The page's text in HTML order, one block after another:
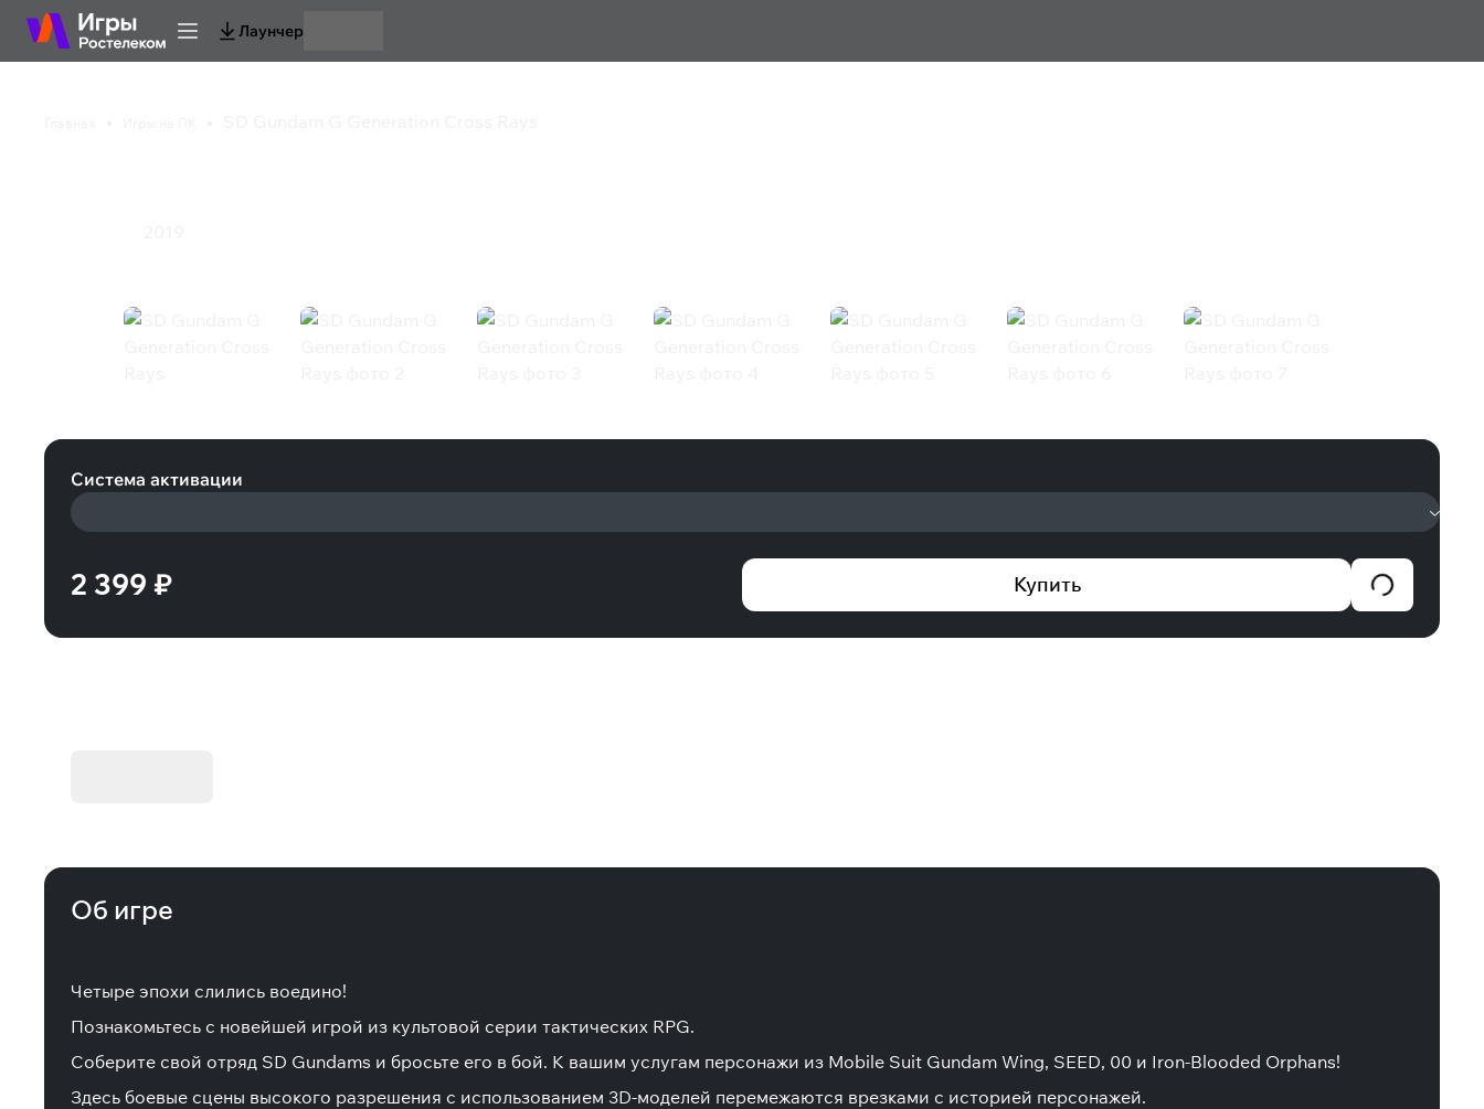
Лаунчер
Система активации
2 399 ₽ Купить
Об игре
Четыре эпохи слились воедино!
Познакомьтесь с новейшей игрой из культовой серии тактических RPG.
Соберите свой отряд SD Gundams и бросьте его в бой. К вашим услугам персонажи из Mobile Suit Gundam Wing, SEED, 00 и Iron-Blooded Orphans!
Здесь боевые сцены высокого разрешения с использованием 3D-моделей перемежаются врезками с историей персонажей.